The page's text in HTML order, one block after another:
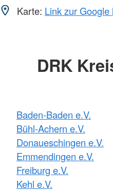
Karte: Link zur
DRK
Baden-Baden e.V.
Bühl-Achern e.V.
Donaueschingen e.V.
Emmendingen e.V.
Freiburg e.V.
Kehl e.V.